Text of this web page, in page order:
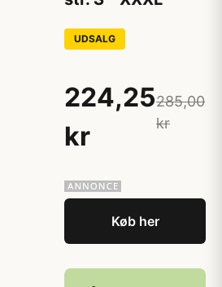
UDSALG
224,25
kr
285,00
kr
Køb her